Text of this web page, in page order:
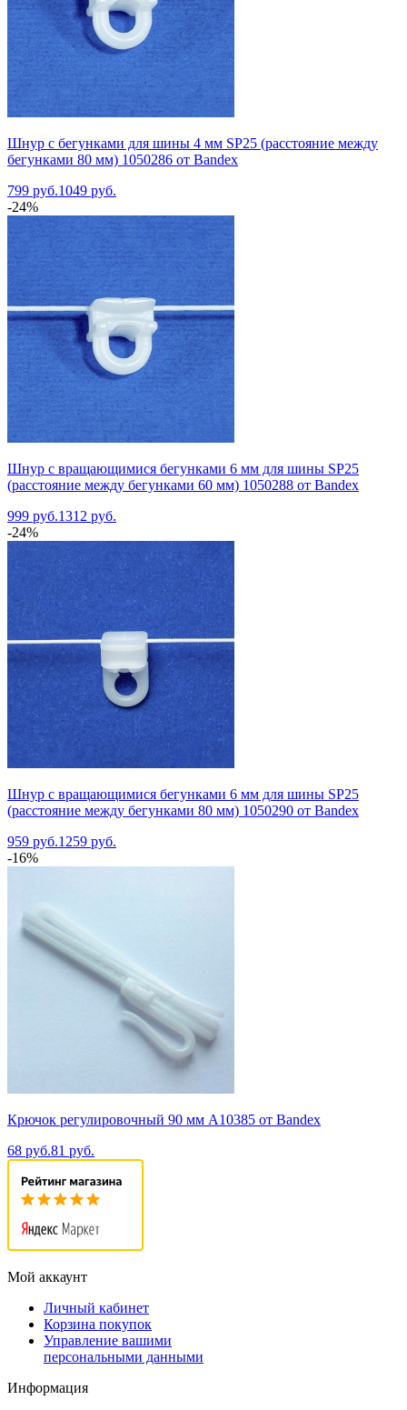
Шнур с бегунками для шины 4 мм SP25 (расстояние между
бегунками 80 мм) 1050286 от Bandex
799 руб.1049 руб.
-24%
Шнур с вращающимися бегунками 6 мм для шины SP25
(расстояние между бегунками 60 мм) 1050288 от Bandex
999 руб.1312 руб.
-24%
Шнур с вращающимися бегунками 6 мм для шины SP25
(расстояние между бегунками 80 мм) 1050290 от Bandex
959 руб.1259 руб.
-16%
Крючок регулировочный 90 мм A10385 от Bandex
68 руб.81 руб.
Мой аккаунт
Личный кабинет
Корзина покупок
Управление вашими
персональными данными
Информация